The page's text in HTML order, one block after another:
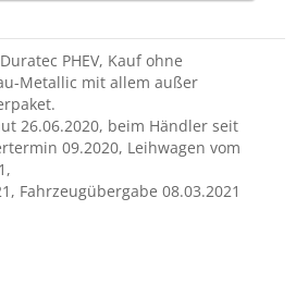
PHEV, Kauf ohne
Metallic mit allem außer
26.06.2020, beim Händler seit
09.2020, Leihwagen vom
Fahrzeugübergabe 08.03.2021